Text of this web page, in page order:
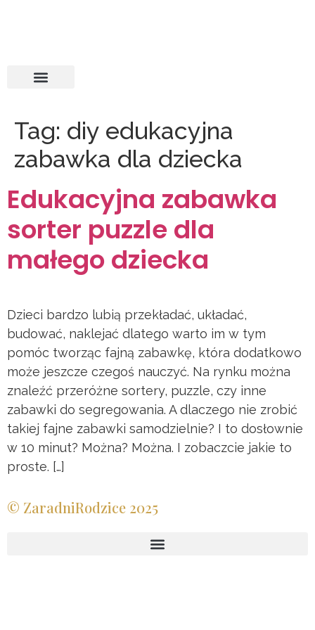
Tag: diy edukacyjna
zabawka dla dziecka
Edukacyjna zabawka
sorter puzzle dla
małego dziecka
Dzieci bardzo lubią przekładać, układać,
budować, naklejać dlatego warto im w tym
pomóc tworząc fajną zabawkę, która dodatkowo
może jeszcze czegoś nauczyć. Na rynku można
znaleźć przeróżne sortery, puzzle, czy inne
zabawki do segregowania. A dlaczego nie zrobić
takiej fajne zabawki samodzielnie? I to dosłownie
w 10 minut? Można? Można. I zobaczcie jakie to
proste. […]
© ZaradniRodzice 2025